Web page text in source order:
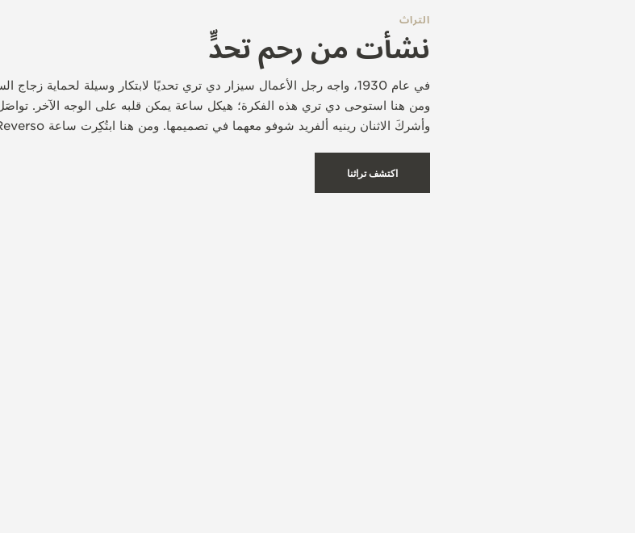
التراث
نشأت من رحم تحدٍّ
في عام 1930، واجه رجل الأعمال سيزار دي تري تحديًا لابتكار وسيلة لحماية زجاج
ومن هنا استوحى دي تري هذه الفكرة؛ هيكل ساعة يمكن قلبه على الوجه الآخر. تواصَل
وأشركَ الاثنان رينيه ألفريد شوفو معهما في تصميمها. ومن هنا ابتُكِرت ساعة Reverso.
اكتشف تراثنا